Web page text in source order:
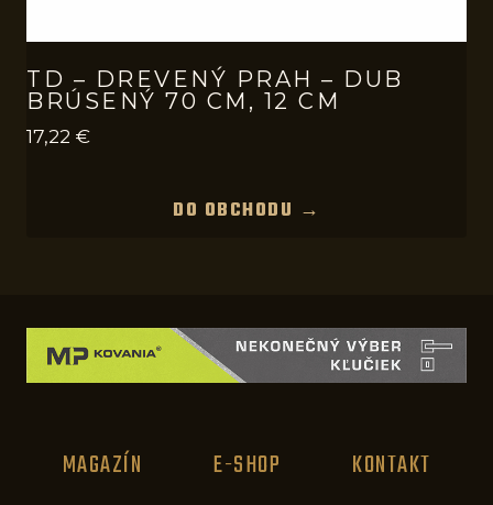
TD – DREVENÝ PRAH – DUB
BRÚSENÝ 70 CM, 12 CM
17,22 €
DO OBCHODU →
MAGAZÍN E-SHOP KONTAKT